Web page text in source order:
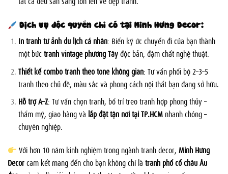
Dịch vụ độc quyền chỉ có tại Minh Hưng Decor:
In tranh từ ảnh du lịch cá nhân: Biến ký ức chuyến đi của bạn thành
một bứctranh vintage phương Tâyđộc bản, đậm chất nghệ thuật.
Thiết kế combo tranh theo tone không gian: Tư vấn phối bộ 2–3–5
tranh theo chủ đề, màu sắc và phong cách nội thất bạn đang sở hữu.
Hỗ trợ A–Z: Tư vấn chọn tranh, bố trí treo tranh hợp phong thủy –
thẩm mỹ, giao hàng và lắp đặt tận nơi tại TP.HCMnhanh chóng –
chuyên nghiệp.
Với hơn 10 năm kinh nghiệm trong ngành tranh decor,Minh Hưng
Decorcam kết mang đến cho bạn không chỉ là tranh phố cổ châu Âu